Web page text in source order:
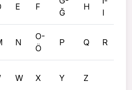
E F
Ğ
H
I
N
O-
Ö
P Q R
W X Y Z